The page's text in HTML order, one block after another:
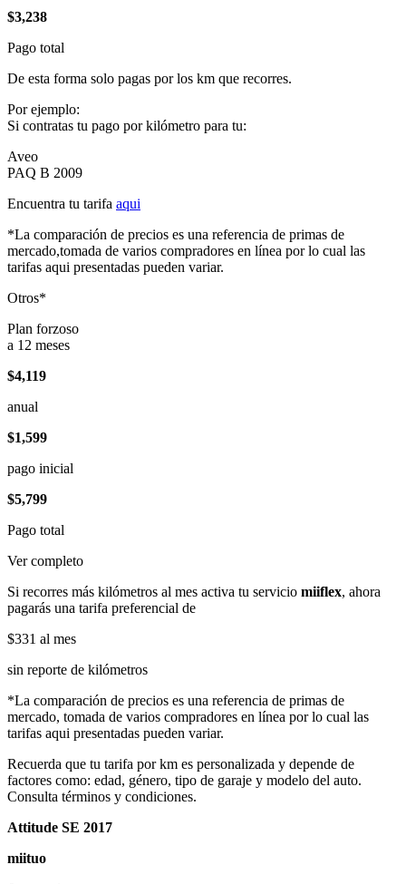
$3,238
Pago total
De esta forma solo pagas por los km que recorres.
Por ejemplo:
Si contratas tu pago por kilómetro para tu:
Aveo
PAQ B 2009
Encuentra tu tarifa aqui
*La comparación de precios es una referencia de primas de
mercado,tomada de varios compradores en línea por lo cual las
tarifas aqui presentadas pueden variar.
Otros*
Plan forzoso
a 12 meses
$4,119
anual
$1,599
pago inicial
$5,799
Pago total
Ver completo
Si recorres más kilómetros al mes activa tu servicio miiflex, ahora
pagarás una tarifa preferencial de
$331 al mes
sin reporte de kilómetros
*La comparación de precios es una referencia de primas de
mercado, tomada de varios compradores en línea por lo cual las
tarifas aqui presentadas pueden variar.
Recuerda que tu tarifa por km es personalizada y depende de
factores como: edad, género, tipo de garaje y modelo del auto.
Consulta términos y condiciones.
Attitude SE 2017
miituo